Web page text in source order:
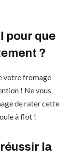
pour que
?
votre fromage
! Ne vous
de rater cette
à flot !
la